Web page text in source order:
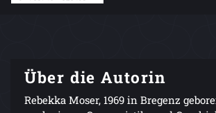
Über die Autorin
Rebekka Moser, 1969 in Bregenz